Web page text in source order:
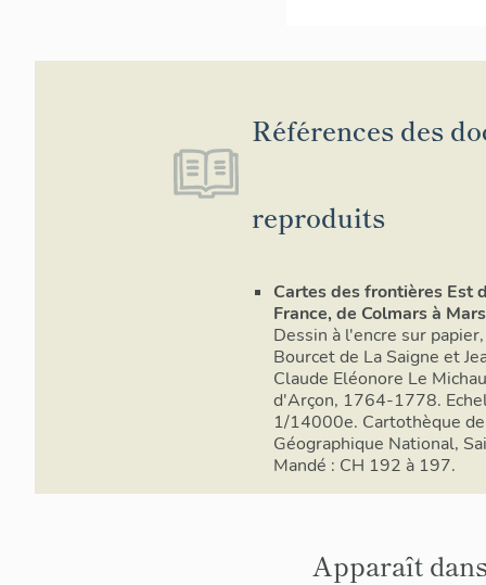
Références des
reproduits
Cartes des frontières Est
France, de Colmars à
Dessin à l'encre sur papier,
Bourcet de La Saigne et
Claude Eléonore Le
d'Arçon, 1764-1778.
1/14000e. Cartothèque
Géographique National,
Mandé : CH 192 à 197.
Apparaît